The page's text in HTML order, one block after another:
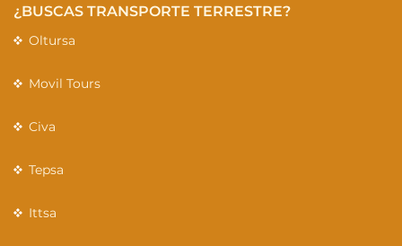
¿BUSCAS TRANSPORTE TERRESTRE?
Oltursa
Movil Tours
Civa
Tepsa
Ittsa